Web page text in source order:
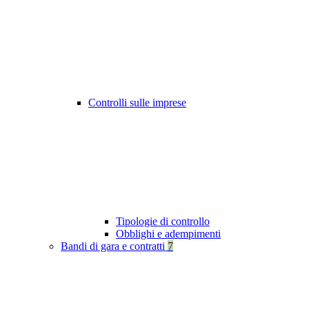
Controlli sulle imprese
Tipologie di controllo
Obblighi e adempimenti
Bandi di gara e contratti 7